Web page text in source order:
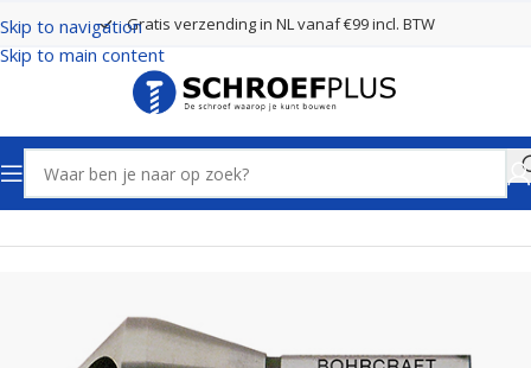
Skip to navigation
Skip to main content
Gratis verzending in NL vanaf €99 incl. BTW
Home Frezen Verzinkfrezen